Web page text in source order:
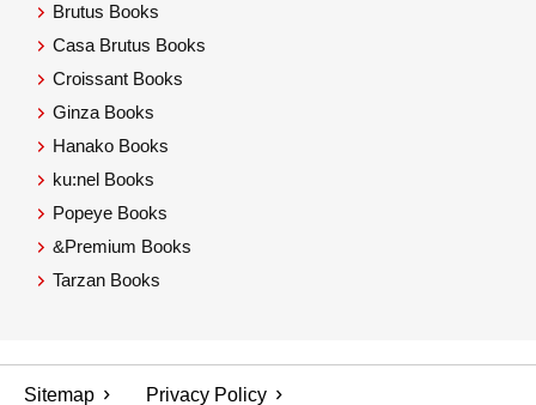
Brutus Books
Casa Brutus Books
Croissant Books
Ginza Books
Hanako Books
ku:nel Books
Popeye Books
&Premium Books
Tarzan Books
Sitemap Privacy Policy